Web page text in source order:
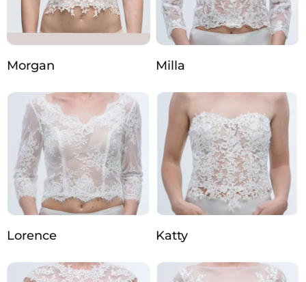
Morgan Milla
Lorence Katty